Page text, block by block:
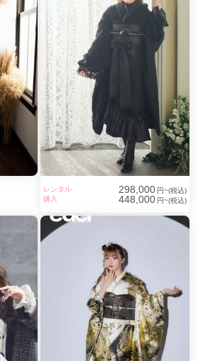
レンタル 298,000 円~(税込)
購入
448,000 円~(税込)